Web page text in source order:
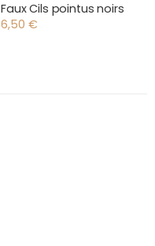
Faux Cils pointus noirs
6,50 €